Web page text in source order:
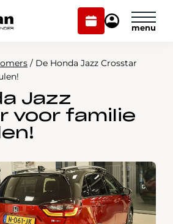
Plan
onderhoud
Mijn
Plan onderhoud
Honda Welman
/ De Honda Jazz Crosstar
Jazz
voor familie